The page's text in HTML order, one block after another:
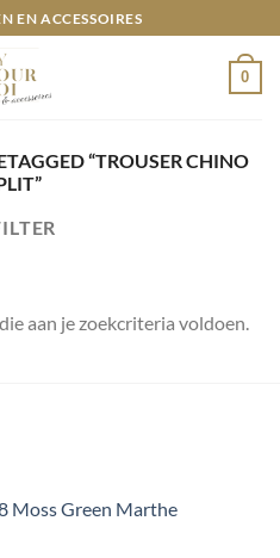
EN ACCESSOIRES
0
“TROUSER CHINO
aan je zoekcriteria voldoen.
Moss Green Marthe